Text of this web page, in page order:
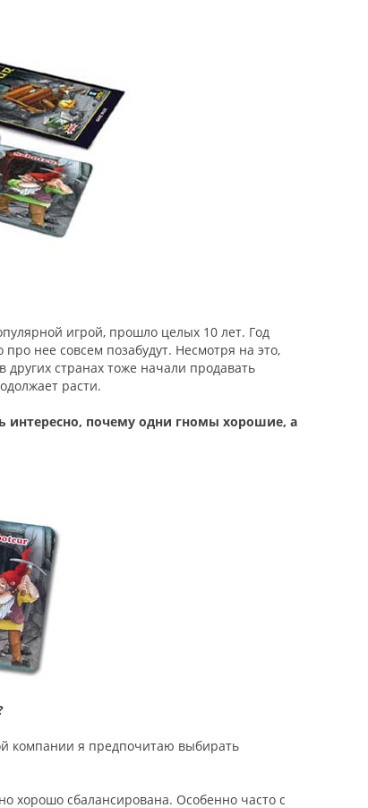
игрой, прошло целых 10 лет. Год
нее совсем позабудут. Несмотря на это,
странах тоже начали продавать
расти.
почему одни гномы хорошие, а
компании я предпочитаю выбирать
хорошо сбалансирована. Особенно часто с